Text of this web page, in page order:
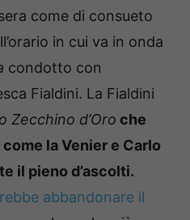
come di consueto
in cui va in onda
condotto con
Fialdini. La Fialdini
Zecchino d’Oro che
la Venier e Carlo
il pieno d’ascolti.
abbandonare il